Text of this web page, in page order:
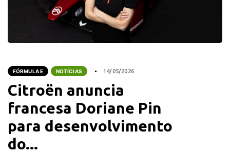
FÓRMULA E NOTÍCIAS 14/05/2026
Citroën anuncia
francesa Doriane Pin
para desenvolvimento
do...